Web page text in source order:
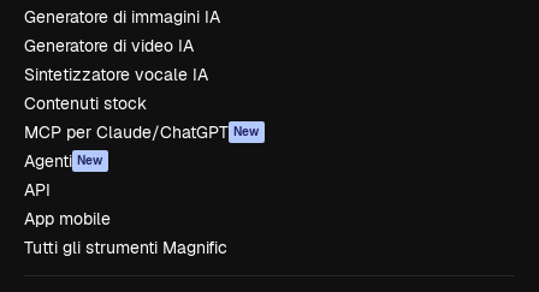
Generatore di immagini IA
Generatore di video IA
Sintetizzatore vocale IA
Contenuti stock
MCP per Claude/ChatGPT New
Agenti New
API
App mobile
Tutti gli strumenti Magnific